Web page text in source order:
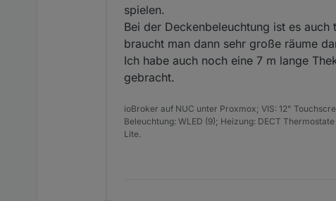
spielen.
Bei der Deckenbeleuchtung ist es
braucht man dann sehr große räume
Ich habe auch noch eine 7 m lange
gebracht.
ioBroker auf NUC unter Proxmox; VIS: 12"
Beleuchtung: WLED (9); Heizung: DECT
Lite.